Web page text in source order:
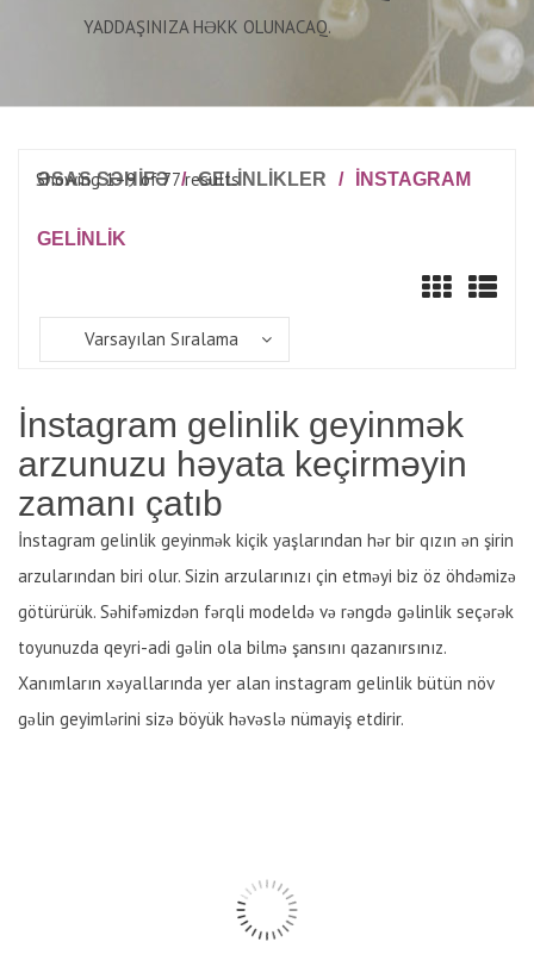
YADDAŞINIZA HƏKK OLUNACAQ.
ƏSAS SƏHİFƏ / GELINLIKLER / İNSTAGRAM
GELINLIK
Showing 1–9 of 77 results
Varsayılan Sıralama
İnstagram gelinlik geyinmək
arzunuzu həyata keçirməyin
zamanı çatıb
İnstagram gelinlik geyinmək kiçik yaşlarından hər bir qızın ən şirin
arzularından biri olur. Sizin arzularınızı çin etməyi biz öz öhdəmizə
götürürük. Səhifəmizdən fərqli modeldə və rəngdə gəlinlik seçərək
toyunuzda qeyri-adi gəlin ola bilmə şansını qazanırsınız.
Xanımların xəyallarında yer alan instagram gelinlik bütün növ
gəlin geyimlərini sizə böyük həvəslə nümayiş etdirir.